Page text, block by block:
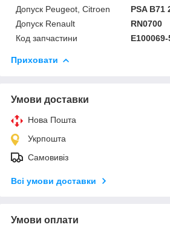
Допуск Peugeot, Citroen
PSA B71
Допуск Renault
RN0700
Код запчастини
E100069-
Приховати
Умови доставки
Нова Пошта
Укрпошта
Самовивіз
Всі умови доставки
Умови оплати